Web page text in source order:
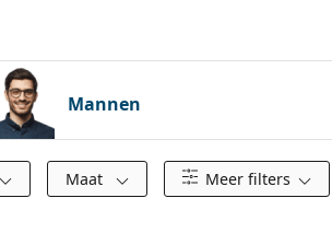
Mannen
Maat Meer filters